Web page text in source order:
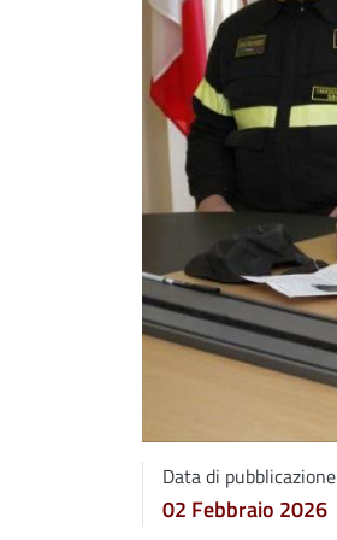
Data di pubblicazione
02 Febbraio 2026